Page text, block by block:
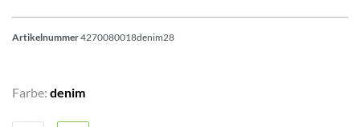
Artikelnummer4270080018denim28
Farbe: denim